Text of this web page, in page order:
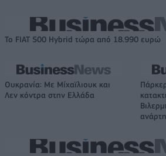
Το FIAT 500 Hybrid τώρα από 18.990 ευρώ
Ουκρανία: Με Μίχαϊλιουκ και
Λεν κόντρα στην Ελλάδα